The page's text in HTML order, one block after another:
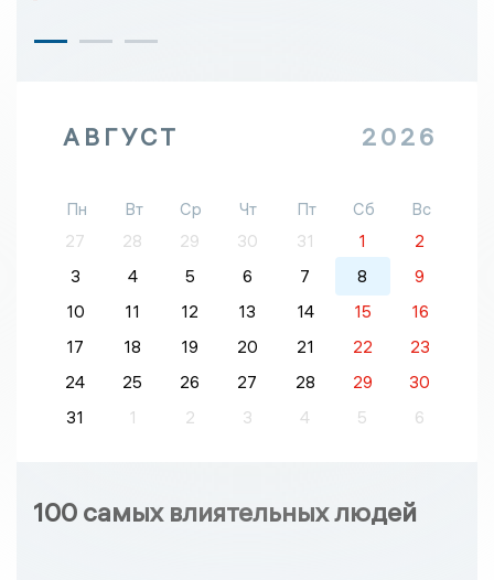
АВГУСТ 2026
Пн Вт Ср Чт Пт Сб
Вс
27
28 29 30 31 1
2
3
4 5 6 7 8
9
10
11 12 13 14 15
16
17
18 19 20 21 22
23
24
25 26 27 28 29
30
31
1 2 3 4 5 6
100 самых влиятельных людей